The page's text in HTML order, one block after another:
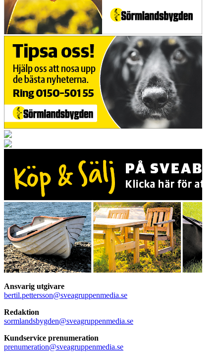
Ansvarig utgivare
bertil.pettersson@sveagruppenmedia.se
Redaktion
sormlandsbygden@sveagruppenmedia.se
Kundservice prenumeration
prenumeration@sveagruppenmedia.se